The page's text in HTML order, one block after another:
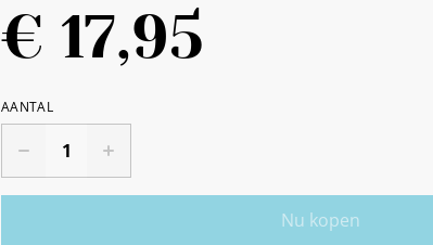
€ 17,95
AANTAL
Nu kopen